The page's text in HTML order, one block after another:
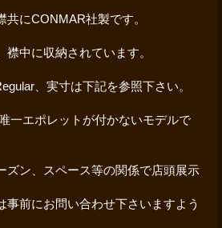
にCONMAR社製です。
中に収納されています。
、実寸は下記を参照下さい。
一エポレットが付かないモデルで
ン、スペース等の関係で店頭展示
事前にお問い合わせ下さいますよう